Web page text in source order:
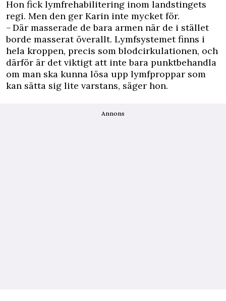
Hon fick lymfrehabilitering inom landstingets
regi. Men den ger Karin inte mycket för.
– Där masserade de bara armen när de i stället
borde masserat överallt. Lymfsystemet finns i
hela kroppen, precis som blodcirkulationen, och
därför är det viktigt att inte bara punktbehandla
om man ska kunna lösa upp lymfproppar som
kan sätta sig lite varstans, säger hon.
Annons